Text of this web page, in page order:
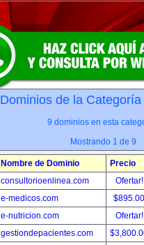
Dominios de la
9 dominios en esta
Mostrando 1 de 9
Nombre de Dominio
Precio
consultorioenlinea.com
e-medicos.com
e-nutricion.com
gestiondepacientes.com